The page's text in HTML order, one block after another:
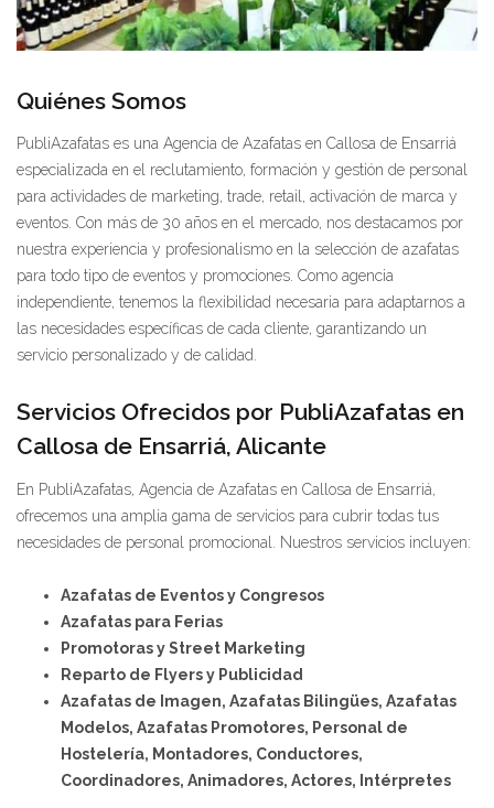
Quiénes Somos
PubliAzafatas es una Agencia de Azafatas en Callosa de Ensarriá
especializada en el reclutamiento, formación y gestión de personal
para actividades de marketing, trade, retail, activación de marca y
eventos. Con más de 30 años en el mercado, nos destacamos por
nuestra experiencia y profesionalismo en la selección de azafatas
para todo tipo de eventos y promociones. Como agencia
independiente, tenemos la flexibilidad necesaria para adaptarnos a
las necesidades específicas de cada cliente, garantizando un
servicio personalizado y de calidad.
Servicios Ofrecidos por PubliAzafatas en
Callosa de Ensarriá, Alicante
En PubliAzafatas, Agencia de Azafatas en Callosa de Ensarriá,
ofrecemos una amplia gama de servicios para cubrir todas tus
necesidades de personal promocional. Nuestros servicios incluyen:
Azafatas de Eventos y Congresos
Azafatas para Ferias
Promotoras y Street Marketing
Reparto de Flyers y Publicidad
Azafatas de Imagen, Azafatas Bilingües, Azafatas
Modelos, Azafatas Promotores, Personal de
Hostelería, Montadores, Conductores,
Coordinadores, Animadores, Actores, Intérpretes